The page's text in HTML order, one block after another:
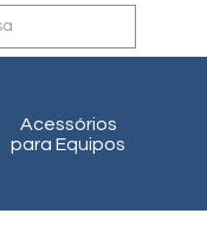
Acessórios
para Equipos